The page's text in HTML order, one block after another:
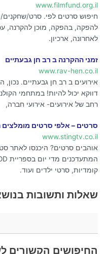
www.filmfund.org.il
חיפוש סרטים לפי. סרט/
להפקה, בהפקה, מוכן להקרנה,
לאחרונה, ארכיון.
זמני ההקרנה ב רב חן גבעתיים
www.rav-hen.co.il
אירועים ב רב חן גבעתיים.
דווקא יכול להיות! במתחמי
רחב של אירועים- אירועי חברה,
סרטים – אלפי סרטים מומלצים
www.stingtv.co.il
קומדיות, סרטי ילדים ועוד.
שאלות ותשובות
החיפושים הקשורים